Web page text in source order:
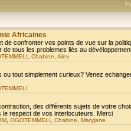
Africaines
de confronter vos points de vue sur la
tous les problemes liés au
Chabine Alex
ou tout simplement curieux? Venez
des différents sujets de votre
le respect de vos interlocuteurs. Merci
OGOTEMMELI Chabine Maryjane